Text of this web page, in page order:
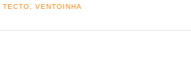
TECTO,VENTOINHA